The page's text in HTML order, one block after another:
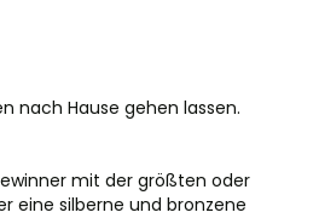
nach Hause gehen lassen.
mit der größten oder
eine silberne und bronzene